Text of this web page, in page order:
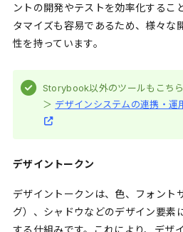
ントの開発やテストを効率化するこ
タマイズも容易であるため、様々な
性を持っています。
Storybook以外のツールもこちら
＞ デザインシステムの連携・
デザイントークン
デザイントークンは、色、フォント
グ）、シャドウなどのデザイン要素
する仕組みです。これにより、デザ